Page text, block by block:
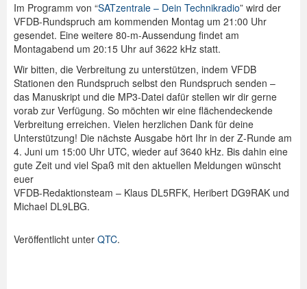
Im Programm von “SATzentrale – Dein Technikradio” wird der
VFDB-Rundspruch am kommenden Montag um 21:00 Uhr
gesendet. Eine weitere 80-m-Aussendung findet am
Montagabend um 20:15 Uhr auf 3622 kHz statt.
Wir bitten, die Verbreitung zu unterstützen, indem VFDB
Stationen den Rundspruch selbst den Rundspruch senden –
das Manuskript und die MP3-Datei dafür stellen wir dir gerne
vorab zur Verfügung. So möchten wir eine flächendeckende
Verbreitung erreichen. Vielen herzlichen Dank für deine
Unterstützung! Die nächste Ausgabe hört Ihr in der Z-Runde am
4. Juni um 15:00 Uhr UTC, wieder auf 3640 kHz. Bis dahin eine
gute Zeit und viel Spaß mit den aktuellen Meldungen wünscht
euer
VFDB-Redaktionsteam – Klaus DL5RFK, Heribert DG9RAK und
Michael DL9LBG.
Veröffentlicht unter QTC.